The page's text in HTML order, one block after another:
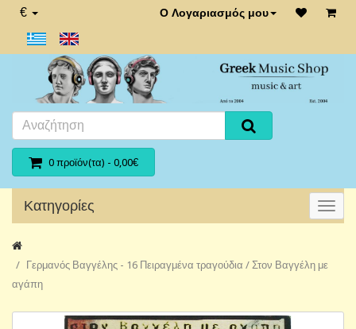
€ Ο Λογαριασμός μου
0 προϊόν(τα) - 0,00€
Κατηγορίες
Γερμανός Βαγγέλης - 16 Πειραγμένα τραγούδια / Στον Βαγγέλη με
αγάπη